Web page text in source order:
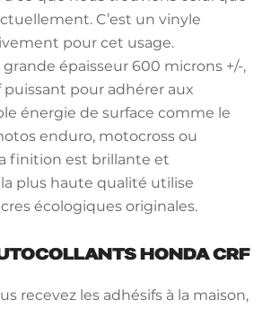
C’est un vinyle
pour cet usage.
épaisseur 600 microns +/-,
puissant pour adhérer aux
énergie de surface comme le
enduro, motocross ou
finition est brillante et
la plus haute qualité utilise
écologiques originales.
HONDA CRF
recevez les adhésifs à la maison,